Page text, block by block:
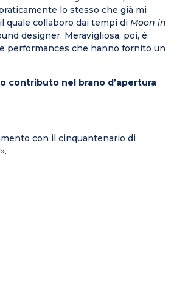
lo stesso che già mi
quale collaboro dai tempi di Moon in
designer. Meravigliosa, poi, è
performances che hanno fornito un
contributo nel brano d’apertura
con il cinquantenario di